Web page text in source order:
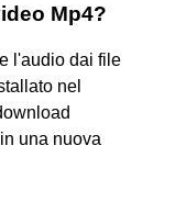
Mp4?
l'audio dai file
nel
una nuova